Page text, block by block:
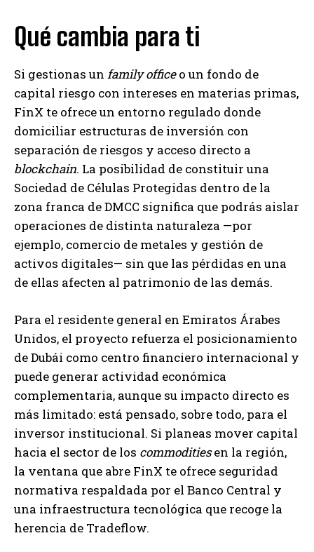
Qué cambia para ti
Si gestionas un family officeo un fondo de
capital riesgo con intereses en materias primas,
FinX te ofrece un entorno regulado donde
domiciliar estructuras de inversión con
separación de riesgos y acceso directo a
blockchain. La posibilidad de constituir una
Sociedad de Células Protegidas dentro de la
zona franca de DMCC significa que podrás aislar
operaciones de distinta naturaleza —por
ejemplo, comercio de metales y gestión de
activos digitales— sin que las pérdidas en una
de ellas afecten al patrimonio de las demás.
Para el residente general en Emiratos Árabes
Unidos, el proyecto refuerza el posicionamiento
de Dubái como centro financiero internacional y
puede generar actividad económica
complementaria, aunque su impacto directo es
más limitado: está pensado, sobre todo, para el
inversor institucional. Si planeas mover capital
hacia el sector de los commoditiesen la región,
la ventana que abre FinX te ofrece seguridad
normativa respaldada por el Banco Central y
una infraestructura tecnológica que recoge la
herencia de Tradeflow.